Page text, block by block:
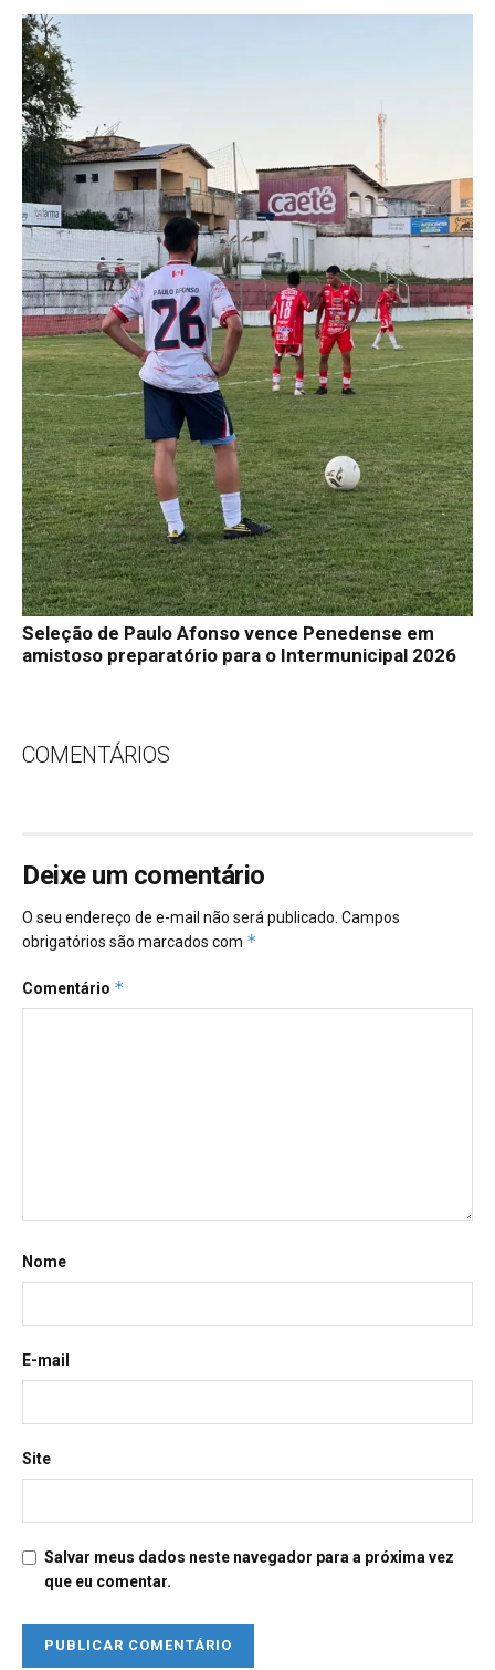
Seleção de Paulo Afonso vence Penedense em
amistoso preparatório para o Intermunicipal 2026
COMENTÁRIOS
Deixe um comentário
O seu endereço de e-mail não será publicado. Campos
obrigatórios são marcados com *
Comentário *
Nome
E-mail
Site
Salvar meus dados neste navegador para a próxima vez
que eu comentar.